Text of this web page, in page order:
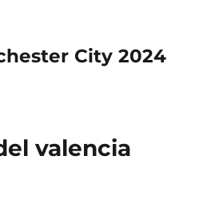
City 2024
valencia